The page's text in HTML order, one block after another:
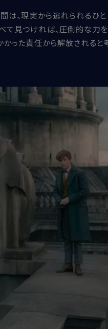
、現実から逃れられるひ
見つければ、圧倒的な力を
った責任から解放されると